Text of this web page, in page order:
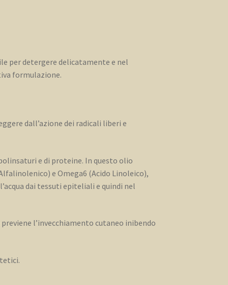
per detergere delicatamente e nel
formulazione.
dall’azione dei radicali liberi e
e di proteine. In questo olio
e Omega6 (Acido Linoleico),
dai tessuti epiteliali e quindi nel
l’invecchiamento cutaneo inibendo